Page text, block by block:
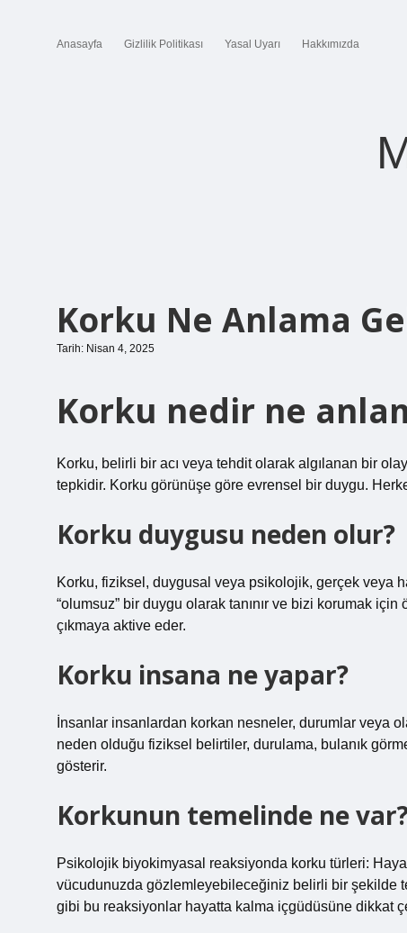
Anasayfa Gizlilik Politikası Yasal Uyarı Hakkımızda
Korku Ne Anlama
Tarih: Nisan 4, 2025
Korku nedir ne
Korku, belirli bir acı veya tehdit olarak algılanan bir
tepkidir. Korku görünüşe göre evrensel bir duygu.
Korku duygusu neden olur?
Korku, fiziksel, duygusal veya psikolojik, gerçek veya
“olumsuz” bir duygu olarak tanınır ve bizi korumak
çıkmaya aktive eder.
Korku insana ne yapar?
İnsanlar insanlardan korkan nesneler, durumlar veya
neden olduğu fiziksel belirtiler, durulama, bulanık
gösterir.
Korkunun temelinde ne
Psikolojik biyokimyasal reaksiyonda korku türleri:
vücudunuzda gözlemleyebileceğiniz belirli bir şekilde
gibi bu reaksiyonlar hayatta kalma içgüdüsüne dikkat